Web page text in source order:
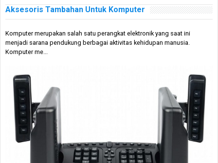
Aksesoris Tambahan Untuk Komputer
Komputer merupakan salah satu perangkat elektronik yang saat ini
menjadi sarana pendukung berbagai aktivitas kehidupan manusia.
Komputer me...